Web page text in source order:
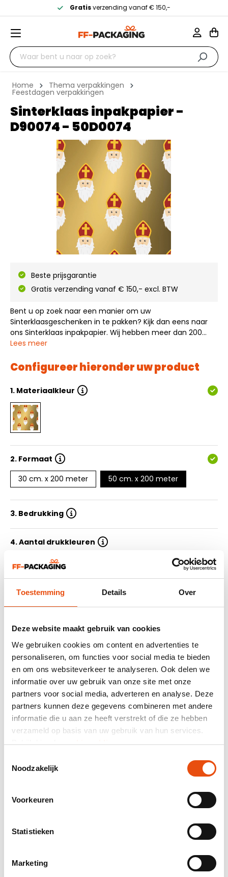
Toestemming Details Over
Deze website maakt gebruik van cookies
We gebruiken cookies om content en advertenties te
personaliseren, om functies voor social media te bieden
en om ons websiteverkeer te analyseren. Ook delen we
informatie over uw gebruik van onze site met onze
partners voor social media, adverteren en analyse. Deze
partners kunnen deze gegevens combineren met andere
informatie die u aan ze heeft verstrekt of die ze hebben
verzameld op basis van uw gebruik van hun services.
Bekijk hier decookiemelding.
Noodzakelijk
Voorkeuren
Statistieken
Marketing
Gratisverzending vanaf € 150,-
Home Thema verpakkingen
Feestdagen verpakkingen
Sinterklaas inpakpapier -
D90074 - 50D0074
Beste prijsgarantie
Gratis verzending vanaf € 150,- excl. BTW
Bent u op zoek naar een manier om uw
Sinterklaasgeschenken in te pakken? Kijk dan eens naar
ons Sinterklaas inpakpapier. Wij hebben meer dan 200
verschillende designs, materialen en kleuren inpakpapier
cadeau een prachtig en feestelijk geschenk.…
Lees meer
Configureer hieronder uw product
1. Materiaalkleur
2. Formaat
30 cm. x 200 meter
50 cm. x 200 meter
3. Bedrukking
4. Aantal drukkleuren
5. Oplage
7. Ontwerp aanleveren
Samenvatting
464 klantreviews
Totaal prijs
excl. BTW € 98,59*
Productnummer:
Gratis verzending vanaf € 150,- excl. BTW
Gratis visual en/of sample